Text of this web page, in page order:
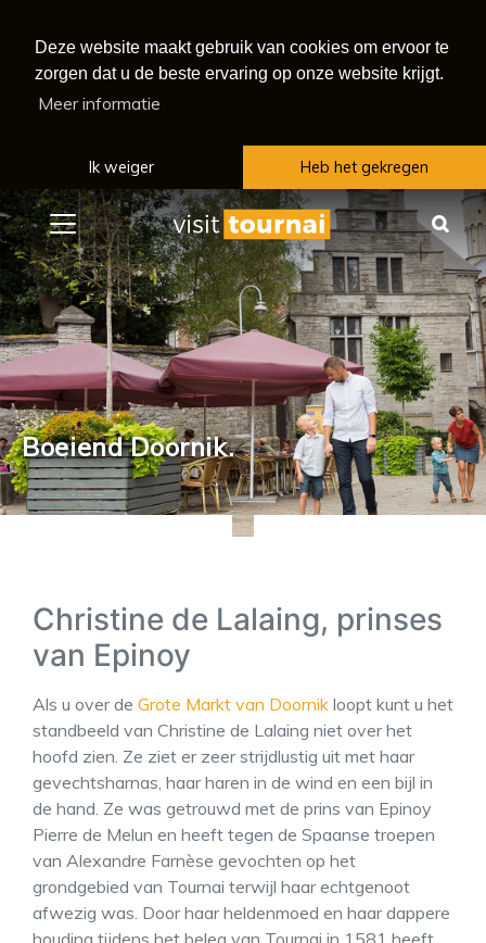
Deze website maakt gebruik van cookies om ervoor te
zorgen dat u de beste ervaring op onze website krijgt.
Meer informatie
Ik weiger Heb het gekregen
Boeiend Doornik.
Menu
Christine de Lalaing, prinses
van Epinoy
Als u over de Grote Markt van Doornik loopt kunt u het
standbeeld van Christine de Lalaing niet over het
hoofd zien. Ze ziet er zeer strijdlustig uit met haar
gevechtsharnas, haar haren in de wind en een bijl in
de hand. Ze was getrouwd met de prins van Epinoy
Pierre de Melun en heeft tegen de Spaanse troepen
van Alexandre Farnèse gevochten op het
grondgebied van Tournai terwijl haar echtgenoot
afwezig was. Door haar heldenmoed en haar dappere
houding tijdens het beleg van Tournai in 1581 heeft